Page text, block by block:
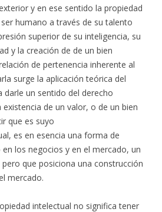
y en ese sentido la propiedad
humano a través de su talento
superior de su inteligencia, su
y la creación de de un bien
de pertenencia inherente al
surge la aplicación teórica del
un sentido del derecho
de un valor, o de un bien
que es suyo
es en esencia una forma de
los negocios y en el mercado, un
que posiciona una construcción
mercado.
intelectual no significa tener